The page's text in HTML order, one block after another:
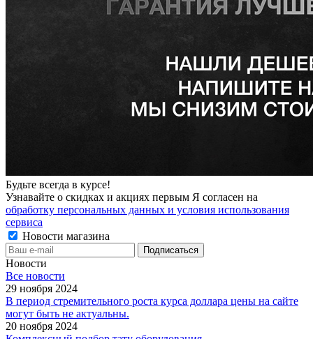
Будьте всегда в курсе!
Узнавайте о скидках и акциях первым Я согласен на
обработку персональных данных и условия использования
сервиса
Новости магазина
Новости
Все новости
29 ноября 2024
В период стремительного роста курса доллара цены на сайте
могут быть не актуальны.
20 ноября 2024